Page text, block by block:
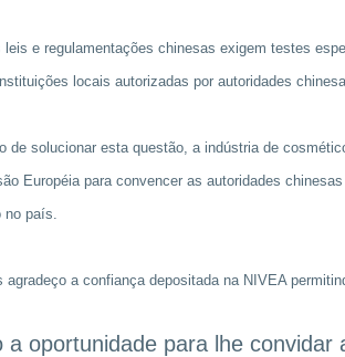
leis e regulamentações chinesas exigem testes
locais autorizadas por autoridades
de solucionar esta questão, a indústria de
Européia para convencer as autoridades
no país.
agradeço a confiança depositada na NIVEA
a oportunidade para lhe convidar